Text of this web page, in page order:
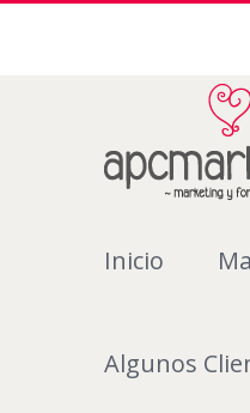
Inicio
Algunos